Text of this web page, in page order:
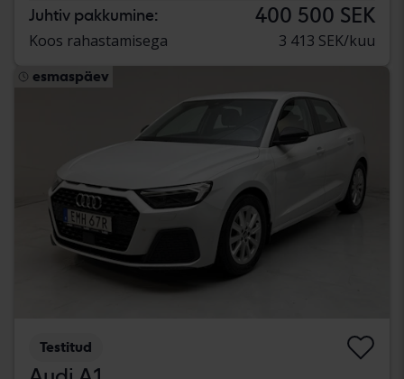
Juhtiv pakkumine: 400 500 SEK
Koos rahastamisega 3 413 SEK/kuu
esmaspäev
Testitud